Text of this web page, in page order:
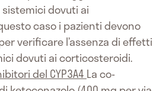
dovuti ai
caso i pazienti devono
verificare l’assenza di effetti
dovuti ai corticosteroidi.
del CYP3A4 La co-